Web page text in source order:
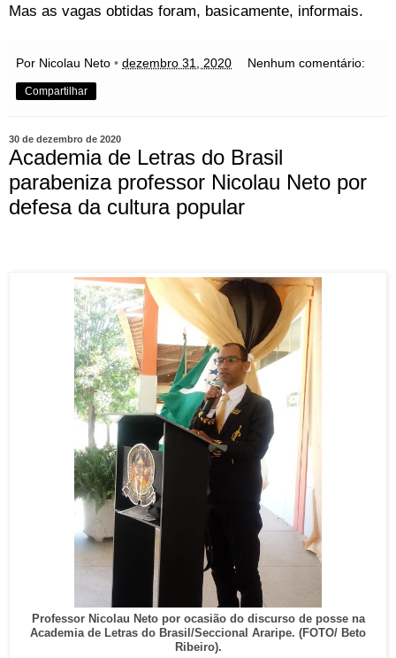
Mas as vagas obtidas foram, basicamente, informais.
Por Nicolau Neto • dezembro 31, 2020 Nenhum comentário:
Compartilhar
30 de dezembro de 2020
Academia de Letras do Brasil
parabeniza professor Nicolau Neto por
defesa da cultura popular
Professor Nicolau Neto por ocasião do discurso de posse na
Academia de Letras do Brasil/Seccional Araripe. (FOTO/ Beto
Ribeiro).